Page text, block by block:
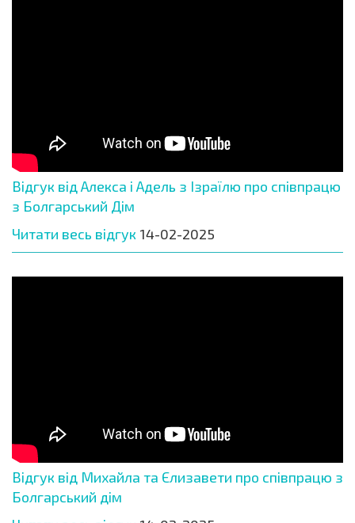
Відгук від Алекса і Адель з Ізраїлю про співпрацю
з Болгарський Дім
Читати весь відгук 14-02-2025
Відгук від Михайла та Єлизавети про співпрацю з
Болгарський дім